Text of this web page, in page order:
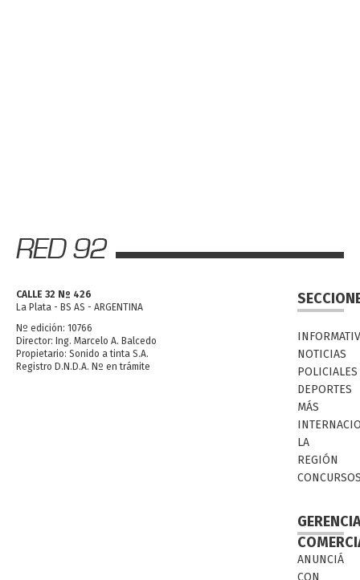
CALLE 32 Nº 426
La Plata - BS AS - ARGENTINA
Nº edición: 10766
Director: Ing. Marcelo A. Balcedo
Propietario: Sonido a tinta S.A.
Registro D.N.D.A. Nº en trámite
NOTICIAS
POLICIALES
DEPORTES
MÁS
LA
REGIÓN
ANUNCIÁ
CON